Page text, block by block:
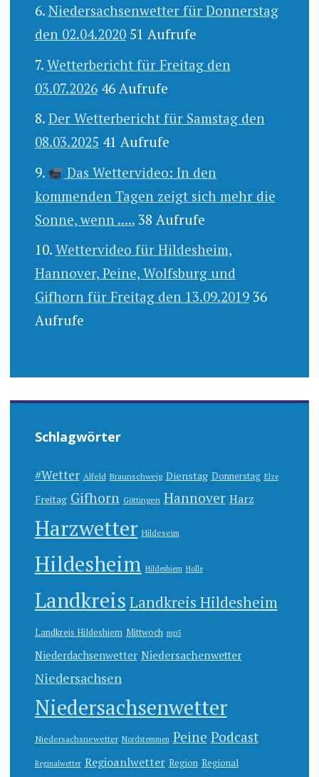
Niedersachsenwetter für Donnerstag
den 02.04.2020 51 Aufrufe
Wetterbericht für Freitag den
03.07.2026 46 Aufrufe
Der Wetterbericht für Samstag den
08.03.2025 41 Aufrufe
Das Wettervideo: In den
kommenden Tagen zeigt sich mehr die
Sonne, wenn ..... 38 Aufrufe
Wettervideo für Hildesheim,
Hannover, Peine, Wolfsburg und
Gifhorn für Freitag den 13.09.2019 36
Aufrufe
Schlagwörter
#Wetter Alfeld Braunschweig Dienstag Donnerstag Elze
Freitag Gifhorn Göttingen Hannover Harz
Harzwetter Hildeseim
Hildesheim Hildeshiem Holle
Landkreis Landkreis Hildesheim
Landkreis Hildeshiem Mittwoch mp3
Niederdachsenwetter Niedersachenwetter
Niedersachsen
Niedersachsenwetter
Niedersachsnewetter Nordstemmen Peine Podcast
Reginalwetter Regioanlwetter Region Regional